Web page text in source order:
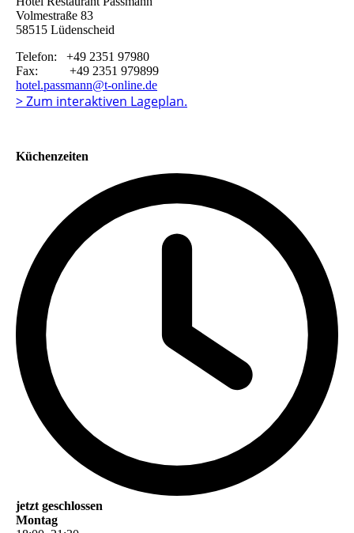
Volmestraße 83
58515 Lüdenscheid
Telefon: +49 2351 97980
Fax: +49 2351 979899
hotel.passmann@t-online.de
> Zum interaktiven Lageplan.
Küchenzeiten
jetzt geschlossen
Montag